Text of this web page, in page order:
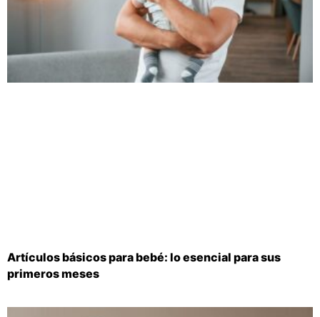
Artículos básicos para bebé: lo esencial para sus
primeros meses